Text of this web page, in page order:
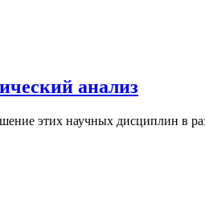
анализ
этих научных дисциплин в